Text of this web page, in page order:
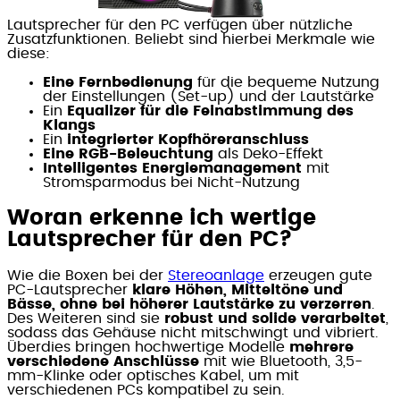
Lautsprecher für den PC verfügen über nützliche
Zusatzfunktionen. Beliebt sind hierbei Merkmale wie
diese:
Eine Fernbedienung für die bequeme Nutzung
der Einstellungen (Set-up) und der Lautstärke
Ein
Equalizer für die Feinabstimmung des
Klangs
Ein integrierter Kopfhöreranschluss
Eine RGB-Beleuchtung als Deko-Effekt
Intelligentes Energiemanagement mit
Stromsparmodus bei Nicht-Nutzung
Woran erkenne ich wertige
Lautsprecher für den PC?
Wie die Boxen bei der Stereoanlage erzeugen gute
PC-Lautsprecher klare Höhen, Mitteltöne und
Bässe, ohne bei höherer Lautstärke zu verzerren
Des Weiteren sind sie robust und solide verarbeitet
sodass das Gehäuse nicht mitschwingt und vibriert.
Überdies bringen hochwertige Modelle mehrere
verschiedene Anschlüsse mit wie Bluetooth, 3,5-
mm-Klinke oder optisches Kabel, um mit
verschiedenen PCs kompatibel zu sein.